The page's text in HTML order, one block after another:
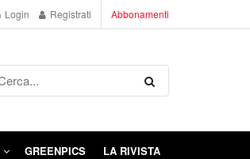
Login Registrati Abbonamenti
GREENPICS LA RIVISTA